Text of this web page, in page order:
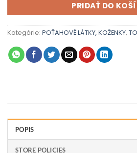
PRIDAŤ DO
Kategórie: POŤAHOVÉ LÁTKY, KOŽENKY,
POPIS
STORE POLICIES